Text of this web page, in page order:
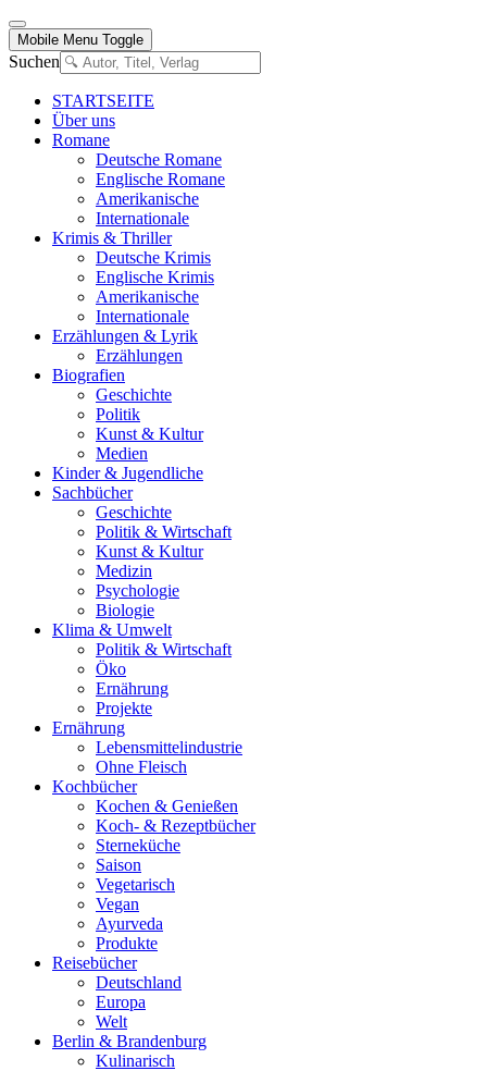
Mobile Menu Toggle
Suchen
STARTSEITE
Über uns
Romane
Deutsche Romane
Englische Romane
Amerikanische
Internationale
Krimis & Thriller
Deutsche Krimis
Englische Krimis
Amerikanische
Internationale
Erzählungen & Lyrik
Erzählungen
Biografien
Geschichte
Politik
Kunst & Kultur
Medien
Kinder & Jugendliche
Sachbücher
Geschichte
Politik & Wirtschaft
Kunst & Kultur
Medizin
Psychologie
Biologie
Klima & Umwelt
Politik & Wirtschaft
Öko
Ernährung
Projekte
Ernährung
Lebensmittelindustrie
Ohne Fleisch
Kochbücher
Kochen & Genießen
Koch- & Rezeptbücher
Sterneküche
Saison
Vegetarisch
Vegan
Ayurveda
Produkte
Reisebücher
Deutschland
Europa
Welt
Berlin & Brandenburg
Kulinarisch